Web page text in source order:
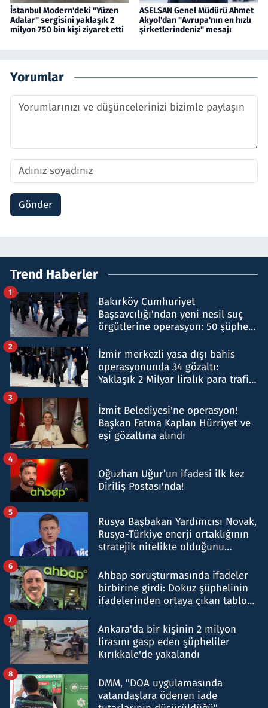
İstanbul Modern'deki "Yüzen
Adalar" sergisini yaklaşık 2
milyon 750 bin kişi ziyaret etti
ASELSAN Genel Müdürü Ahmet
Akyol'dan "Avrupa'nın en hızlı
şirketlerindeniz" mesajı
Yorumlar
Gönder
Trend Haberler
Bakırköy Cumhuriyet
Başsavcılığı'ndan yeni nesil suç
örgütlerine operasyon: 50 şüpheli
1
İzmir merkezli yasa dışı bahis
operasyonunda 34 gözaltı:
Yaklaşık 2 Milyar liralık para trafiği
2
İzmit Belediyesi'ne operasyon!
Başkan Fatma Kaplan Hürriyet ve
eşi gözaltına alındı
3
Oğuzhan Uğur’un ifadesi ilk kez
Diriliş Postası'nda!
4
Rusya Başbakan Yardımcısı Novak,
Rusya-Türkiye enerji ortaklığının
stratejik nitelikte olduğunu
5
Ahbap soruşturmasında ifadeler
birbirine girdi: Dokuz şüphelinin
ifadelerinden ortaya çıkan tablo
6
Ankara'da bir kişinin 2 milyon
lirasını gasp eden şüpheliler
Kırıkkale'de yakalandı
7
DMM, "DOA uygulamasında
vatandaşlara ödenen iade
8